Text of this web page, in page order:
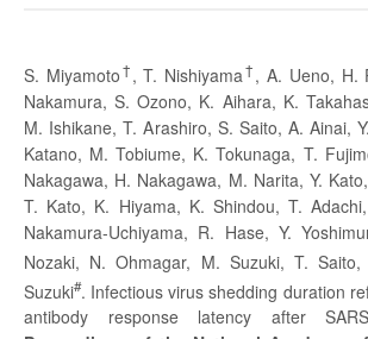
S. Miyamoto†, T. Nishiyama†, A. Ueno, H.
Nakamura, S. Ozono, K. Aihara, K.
M. Ishikane, T. Arashiro, S. Saito, A. Ainai,
Katano, M. Tobiume, K. Tokunaga, T.
Nakagawa, H. Nakagawa, M. Narita, Y.
T. Kato, K. Hiyama, K. Shindou, T.
Nakamura-Uchiyama, R. Hase, Y.
Nozaki, N. Ohmagar, M. Suzuki, T.
Suzuki#. Infectious virus shedding duration
antibody response latency after